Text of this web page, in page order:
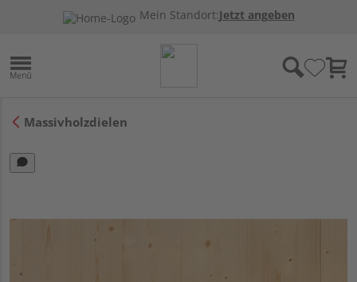
Mein Standort:Jetzt angeben
Massivholzdielen